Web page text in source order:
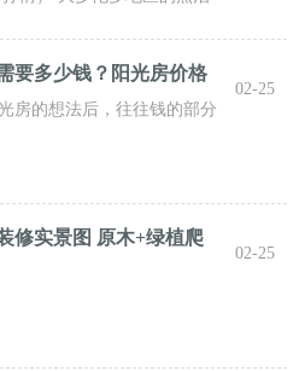
要多少钱？阳光房价格
房的想法后，往往钱的部分
02-25
修实景图 原木+绿植爬
02-25